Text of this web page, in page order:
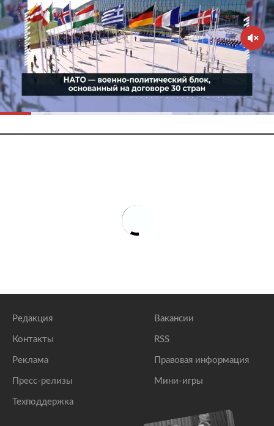
Редакция
Контакты
Реклама
Пресс-релизы
Техподдержка
Вакансии
RSS
Правовая информация
Мини-игры